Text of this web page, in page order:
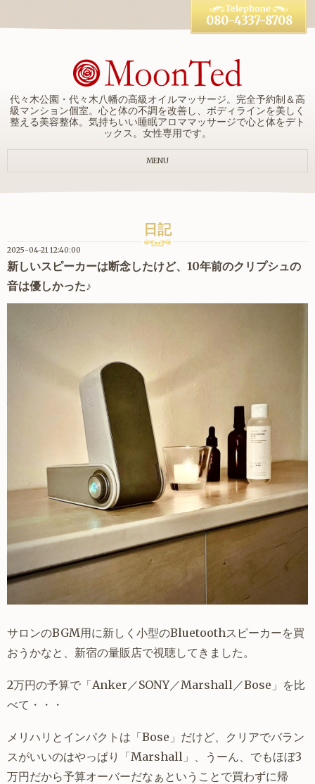
代々木公園・代々木八幡の高級オイルマッサージ。完全予約制＆高
級マンション個室。心と体の不調を改善し、ボディラインを美しく
整える美容整体。気持ちいい睡眠アロママッサージで心と体をデト
ックス。女性専用です。
080-4337-8708
MENU
日記
2025-04-21 12:40:00
新しいスピーカーは断念したけど、10年前のクリプシュの
音は優しかった♪
サロンのBGM用に新しく小型のBluetoothスピーカーを買
おうかなと、新宿の量販店で視聴してきました。
2万円の予算で「Anker／SONY／Marshall／Bose」を比
べて・・・
メリハリとインパクトは「Bose」だけど、クリアでバラン
スがいいのはやっぱり「Marshall」、うーん、でもほぼ3
万円だから予算オーバーだなぁということで買わずに帰